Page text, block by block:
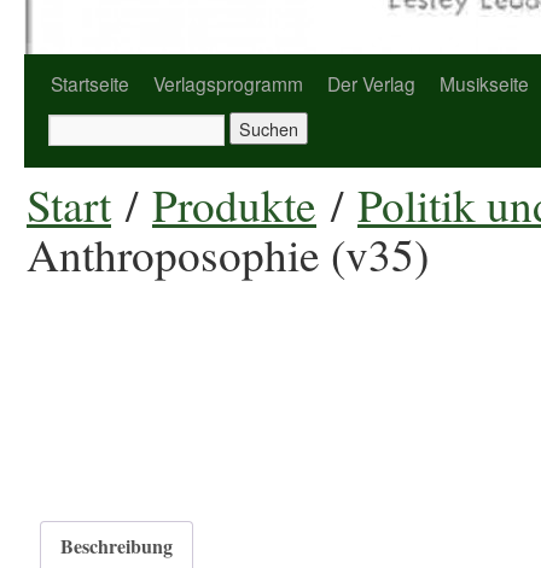
Startseite Verlagsprogramm Der Verlag Musikseite
Start/ Produkte / Politik
Anthroposophie (v35)
Beschreibung